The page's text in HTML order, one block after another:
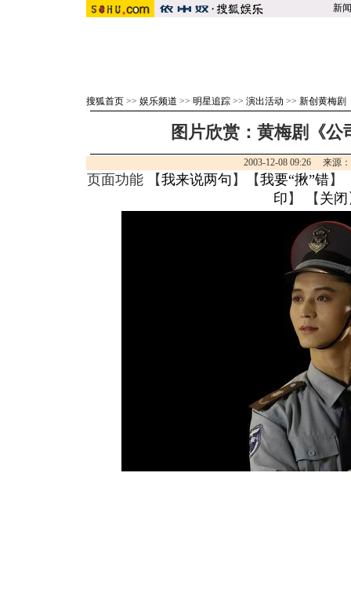
新闻
搜狐首页 >> 娱乐频道 >> 明星追踪 >> 演出活动 >> 新创黄梅剧
图片欣赏：黄梅剧《公
2003-12-08 09:26 来源
页面功能 【我来说两句 】【我要“揪”错】
印 】 【 关闭